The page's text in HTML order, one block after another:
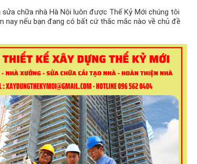
chữa nhà Hà Nội luôn được Thế Kỷ Mới chúng tôi
nay nếu bạn đang có bất cứ thắc mắc nào về chủ đề